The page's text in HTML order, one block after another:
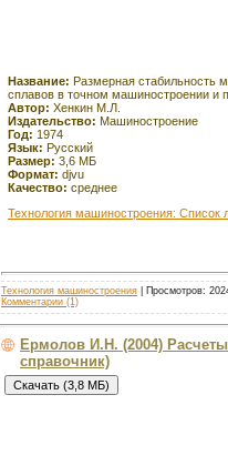
Название: Размерная стабильность
сплавов в точном машиностроении и
Автор: Хенкин М.Л.
Издательство: Машиностроение
Год: 1974
Язык: Русский
Размер: 3,6 МБ
Формат: djvu
Качество: среднее
Технология машиностроения: Список
Технология машиностроения | Просмотров:
Комментарии (1)
Ермолов И.Н. (2004)
справочник)